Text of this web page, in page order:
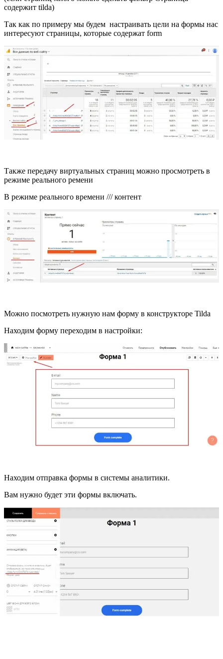
содержит tilda)
Так как по примеру мы будем настраивать цели на формы нас
интересуют страницы, которые содержат form
Также передачу виртуальных страниц можно просмотреть в
режиме реального ремени
В режиме реального времени /// контент
Можно посмотреть нужную нам форму в конструкторе Tilda
Находим форму переходим в настройки:
Находим отправка формы в системы аналитики.
Вам нужно будет эти формы включать.